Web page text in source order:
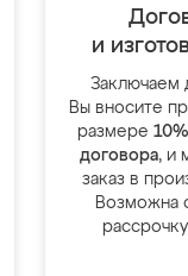
и
Заключаем
Вы вносите
размере
договора, и
заказ в
Возможна